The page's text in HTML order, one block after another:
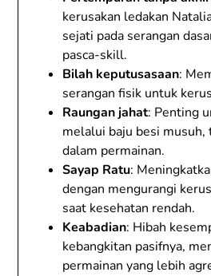
kerusakan ledakan
sejati pada serangan
pasca-skill.
Bilah keputusasaan:
serangan fisik untuk
Raungan jahat: Penting
melalui baju besi
dalam permainan.
Sayap Ratu:
dengan mengurangi
saat kesehatan rendah.
Keabadian: Hibah
kebangkitan pasifnya,
permainan yang lebih